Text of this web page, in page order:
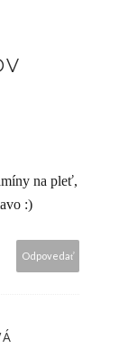
na pleť,
:)
Odpovedať